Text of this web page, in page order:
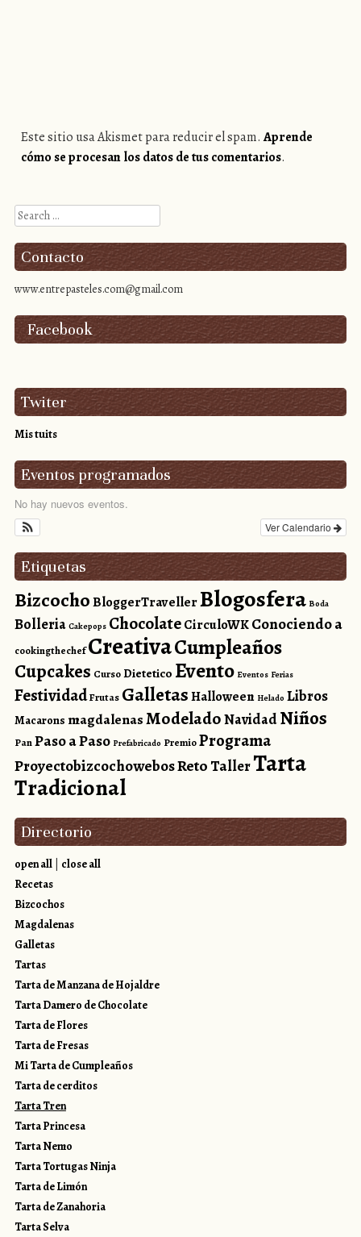
Este sitio usa Akismet para reducir el spam.Aprende
cómo se procesan los datos de tus comentarios.
Search
Contacto
www.entrepasteles.com@gmail.com
Facebook
Twiter
Mis tuits
Eventos programados
No hay nuevos eventos.
Ver Calendario
Etiquetas
BizcochoBloggerTravellerBlogosfera Boda
Bolleria Cakepops ChocolateCirculoWKConociendo a
cookingthechef CreativaCumpleaños
Cupcakes CursoDietetico Evento Eventos Ferias
FestividadFrutas GalletasHalloween Helado Libros
Macarons magdalenasModeladoNavidadNiños
PanPaso a Paso Prefabricado PremioPrograma
ProyectobizcochowebosReto TallerTarta
Tradicional
Directorio
open all| close all
Recetas
Bizcochos
Magdalenas
Galletas
Tartas
Tarta de Manzana de Hojaldre
Tarta Damero de Chocolate
Tarta de Flores
Tarta de Fresas
Mi Tarta de Cumpleaños
Tarta de cerditos
Tarta Tren
Tarta Princesa
Tarta Nemo
Tarta Tortugas Ninja
Tarta de Limón
Tarta de Zanahoria
Tarta Selva